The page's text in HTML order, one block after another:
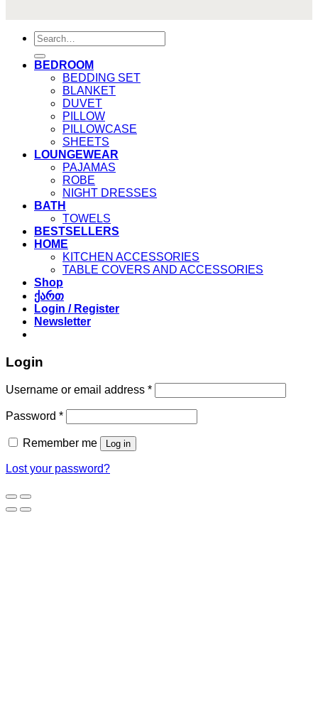
Search
for:
BEDROOM
BEDDING SET
BLANKET
DUVET
PILLOW
PILLOWCASE
SHEETS
LOUNGEWEAR
PAJAMAS
ROBE
NIGHT DRESSES
BATH
TOWELS
BESTSELLERS
HOME
KITCHEN ACCESSORIES
TABLE COVERS AND ACCESSORIES
Shop
ქართ
Login / Register
Newsletter
Login
Username or email address *Required
Password *Required
Remember me Log in
Lost your password?